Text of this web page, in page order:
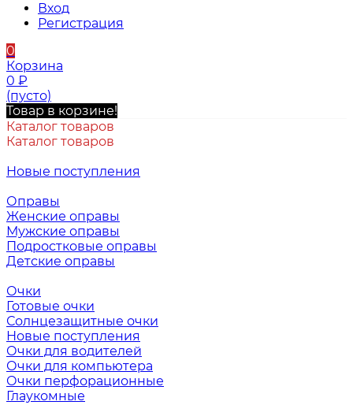
Вход
Регистрация
0
Корзина
0 ₽
(пусто)
Товар в корзине!
Каталог товаров
Каталог товаров
Новые поступления
Оправы
Женские оправы
Мужские оправы
Подростковые оправы
Детские оправы
Очки
Готовые очки
Солнцезащитные очки
Новые поступления
Очки для водителей
Очки для компьютера
Очки перфорационные
Глаукомные